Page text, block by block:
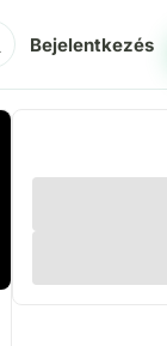
Bejelentkezés